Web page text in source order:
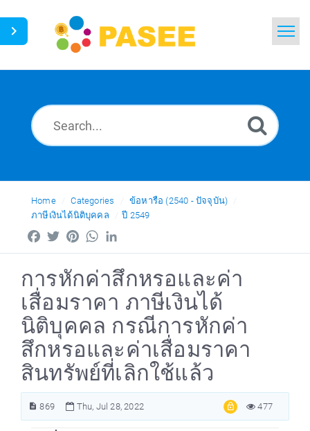
News
Ask a Question
Home Categories
ข้อหารือ (2540 - ปัจจุบัน)
ภาษีเงินได้นิติบุคคล
ปี 2549
FacebookTwitterPinterestWhatsApp
การหักค่าสึกหรอและค่า
เสื่อมราคา ภาษีเงินได้
นิติบุคคล กรณีการหักค่า
สึกหรอและค่าเสื่อมราคา
สินทรัพย์ที่เลิกใช้แล้ว
869 Thu, Jul 28, 2022 477